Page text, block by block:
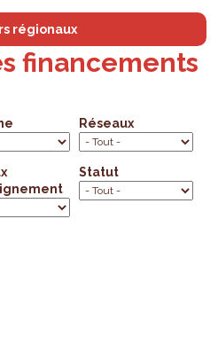
régionaux
financements
Réseaux
Statut